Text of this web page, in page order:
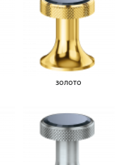
золото